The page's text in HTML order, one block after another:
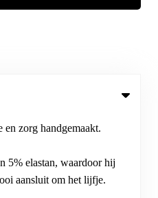
zorg handgemaakt.
5% elastan, waardoor hij
aansluit om het lijfje.